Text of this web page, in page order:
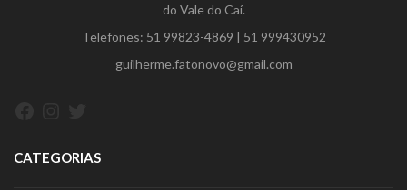
do Vale do Caí.
Telefones: 51 99823-4869 | 51 999430952
guilherme.fatonovo@gmail.com
CATEGORIAS